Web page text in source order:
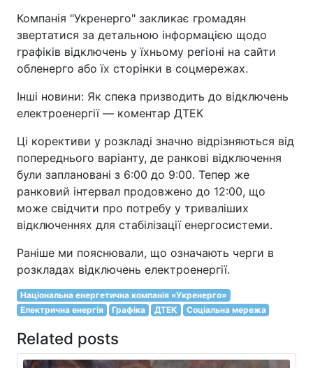
Компанія "Укренерго" закликає громадян
звертатися за детальною інформацією щодо
графіків відключень у їхньому регіоні на сайти
обленерго або їх сторінки в соцмережах.
Інші новини: Як спека призводить до відключень
електроенергії — коментар ДТЕК
Ці корективи у розкладі значно відрізняються від
попереднього варіанту, де ранкові відключення
були заплановані з 6:00 до 9:00. Тепер же
ранковий інтервал продовжено до 12:00, що
може свідчити про потребу у триваліших
відключеннях для стабілізації енергосистеми.
Раніше ми пояснювали, що означають черги в
розкладах відключень електроенергії.
Національна енергетична компанія «Укренерго»
Електрична енергія
Графіка ДТЕК Соціальна мережа
Related posts